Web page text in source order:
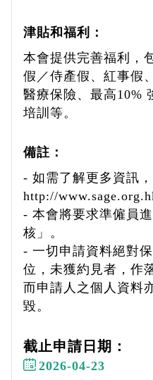
津貼和福利：
本會提供完善福利，
假／侍產假、紅事假
醫療保險、最高10%
培訓等。
備註：
- 如需了解更多資訊
http://
- 本會將要求準僱員
核」。
- 一切申請資料絕對
位，未獲約見者，作
而申請人之個人資料
毀。
截止申請日期：
2026-04-23